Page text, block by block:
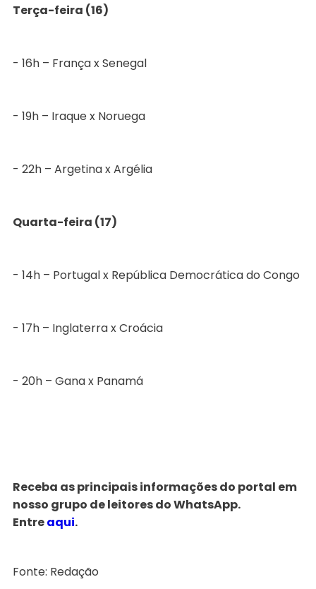
Terça-feira (16)
- 16h – França x Senegal
- 19h – Iraque x Noruega
- 22h – Argetina x Argélia
Quarta-feira (17)
- 14h – Portugal x República Democrática do Congo
- 17h – Inglaterra x Croácia
- 20h – Gana x Panamá
Receba as principais informações do portal em
nosso grupo de leitores do WhatsApp.
Entreaqui.
Fonte: Redação